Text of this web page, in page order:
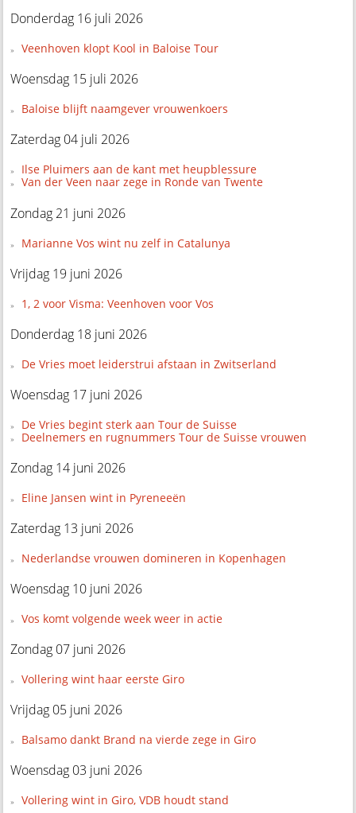
Donderdag 16 juli 2026
Veenhoven klopt Kool in Baloise Tour
Woensdag 15 juli 2026
Baloise blijft naamgever vrouwenkoers
Zaterdag 04 juli 2026
Ilse Pluimers aan de kant met heupblessure
Van der Veen naar zege in Ronde van Twente
Zondag 21 juni 2026
Marianne Vos wint nu zelf in Catalunya
Vrijdag 19 juni 2026
1, 2 voor Visma: Veenhoven voor Vos
Donderdag 18 juni 2026
De Vries moet leiderstrui afstaan in Zwitserland
Woensdag 17 juni 2026
De Vries begint sterk aan Tour de Suisse
Deelnemers en rugnummers Tour de Suisse vrouwen
Zondag 14 juni 2026
Eline Jansen wint in Pyreneeën
Zaterdag 13 juni 2026
Nederlandse vrouwen domineren in Kopenhagen
Woensdag 10 juni 2026
Vos komt volgende week weer in actie
Zondag 07 juni 2026
Vollering wint haar eerste Giro
Vrijdag 05 juni 2026
Balsamo dankt Brand na vierde zege in Giro
Woensdag 03 juni 2026
Vollering wint in Giro, VDB houdt stand